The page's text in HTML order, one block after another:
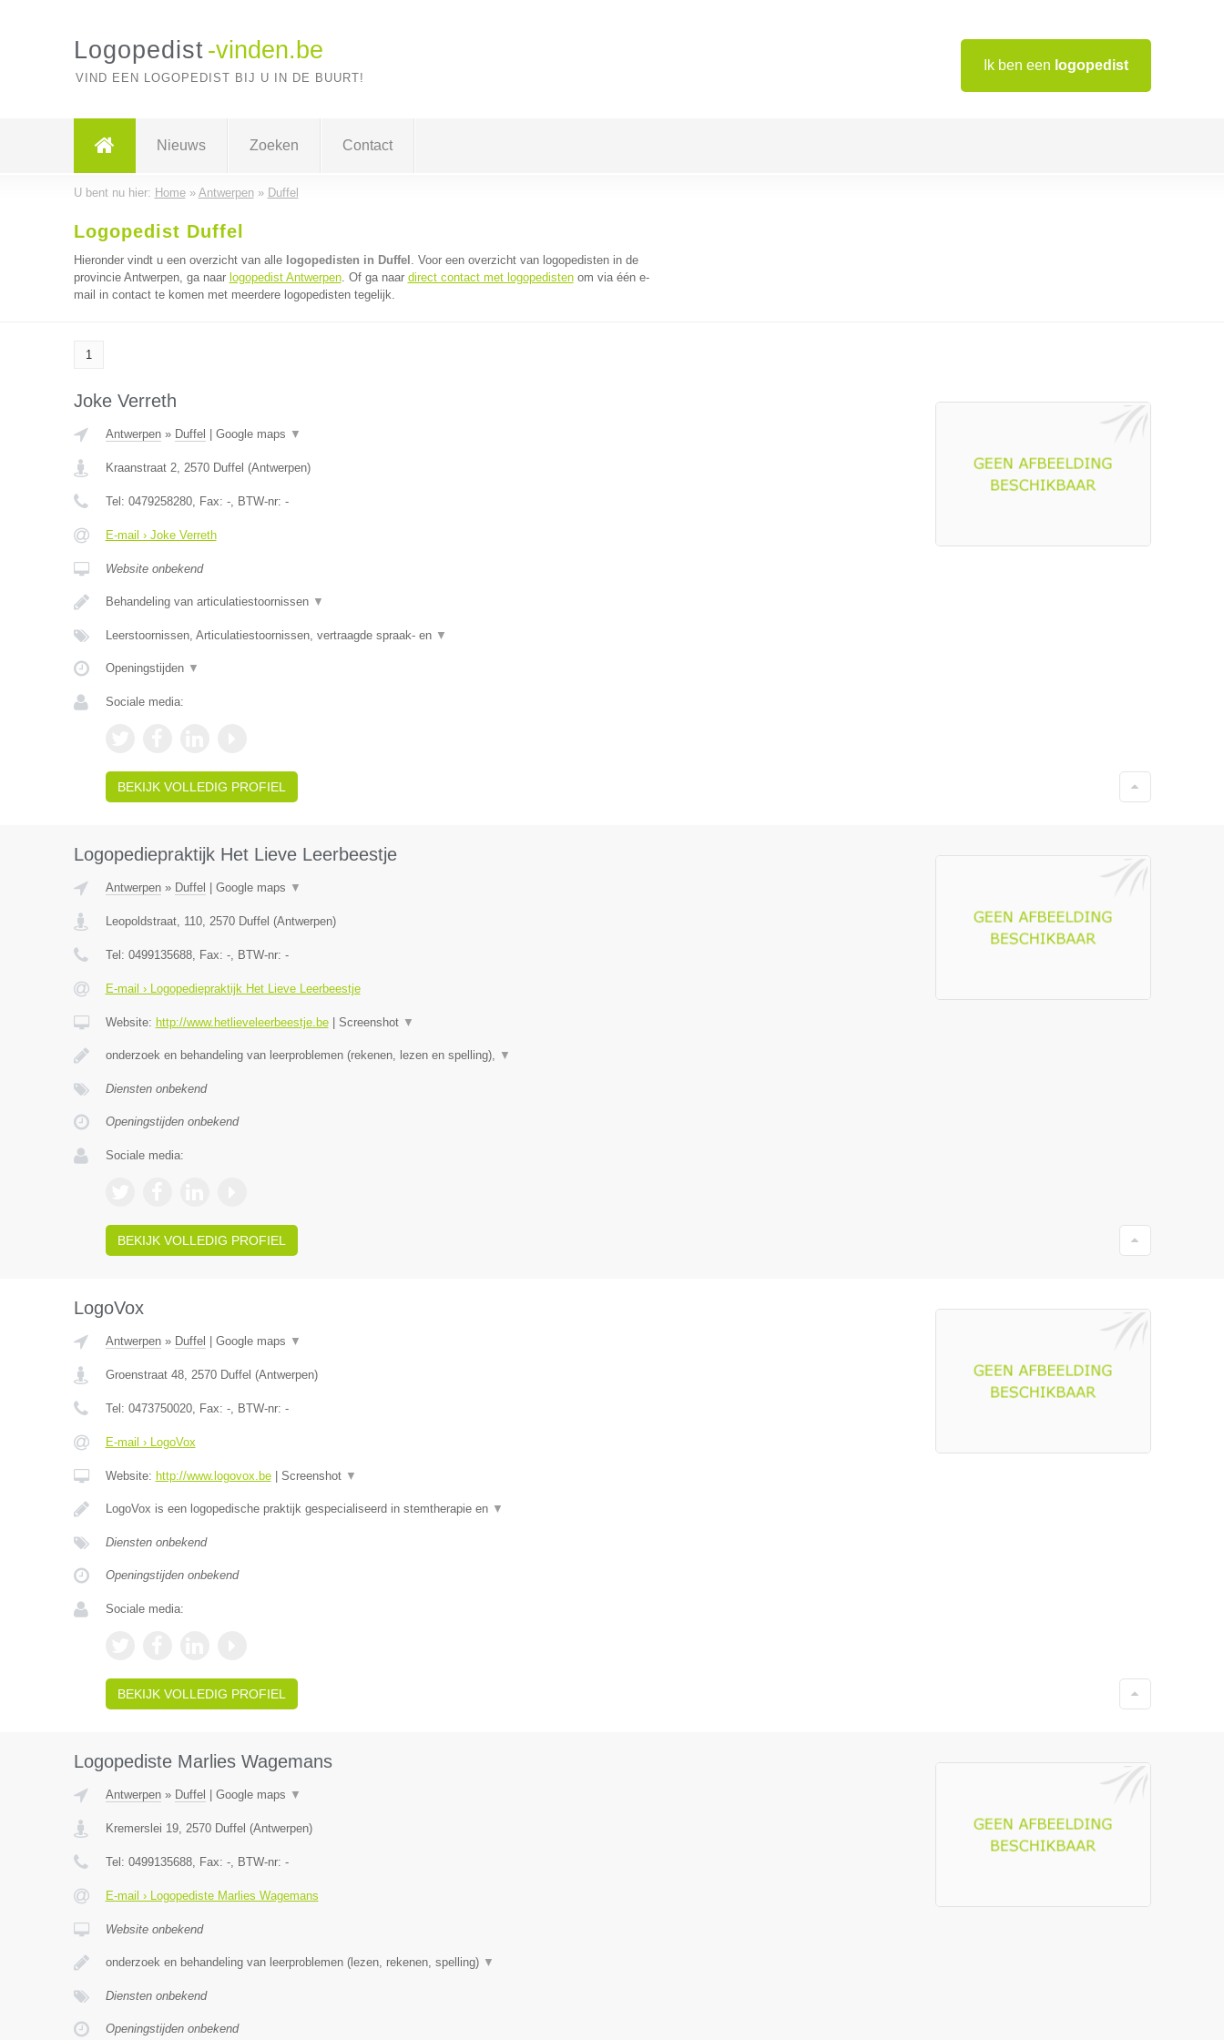
Ik ben een logopedist
Logopedist -vinden.be
VIND EEN LOGOPEDIST BIJ U IN DE BUURT!
Nieuws Zoeken Contact
U bent nu hier: Home» Antwerpen» Duffel
Logopedist Duffel
Hieronder vindt u een overzicht van alle logopedisten in Duffel . Voor een overzicht van logopedisten in de
provincie Antwerpen, ga naar logopedist Antwerpen. Of ga naar direct contact met logopedistenom via één e-
mail in contact te komen met meerdere logopedisten tegelijk.
1
Joke Verreth
Antwerpen» Duffel Google maps ▼
Kraanstraat 2, 2570 Duffel (Antwerpen)
Tel: 0479258280, Fax: -, BTW-nr: -
E-mail › Joke Verreth
Website onbekend
Behandeling van articulatiestoornissen ▼
Leerstoornissen, Articulatiestoornissen, vertraagde spraak- en ▼
Openingstijden ▼
Sociale media:
BEKIJK VOLLEDIG PROFIEL
Logopediepraktijk Het Lieve Leerbeestje
Antwerpen» Duffel Google maps ▼
Leopoldstraat, 110, 2570 Duffel (Antwerpen)
Tel: 0499135688, Fax: -, BTW-nr: -
E-mail › Logopediepraktijk Het Lieve Leerbeestje
Website: http://www.hetlieveleerbeestje.be| Screenshot ▼
onderzoek en behandeling van leerproblemen (rekenen, lezen en spelling), ▼
Diensten onbekend
Openingstijden onbekend
Sociale media:
BEKIJK VOLLEDIG PROFIEL
LogoVox
Antwerpen» Duffel Google maps ▼
Groenstraat 48, 2570 Duffel (Antwerpen)
Tel: 0473750020, Fax: -, BTW-nr: -
E-mail › LogoVox
Website: http://www.logovox.be| Screenshot ▼
LogoVox is een logopedische praktijk gespecialiseerd in stemtherapie en ▼
Diensten onbekend
Openingstijden onbekend
Sociale media:
BEKIJK VOLLEDIG PROFIEL
Logopediste Marlies Wagemans
Antwerpen» Duffel Google maps ▼
Kremerslei 19, 2570 Duffel (Antwerpen)
Tel: 0499135688, Fax: -, BTW-nr: -
E-mail › Logopediste Marlies Wagemans
Website onbekend
onderzoek en behandeling van leerproblemen (lezen, rekenen, spelling) ▼
Diensten onbekend
Openingstijden onbekend